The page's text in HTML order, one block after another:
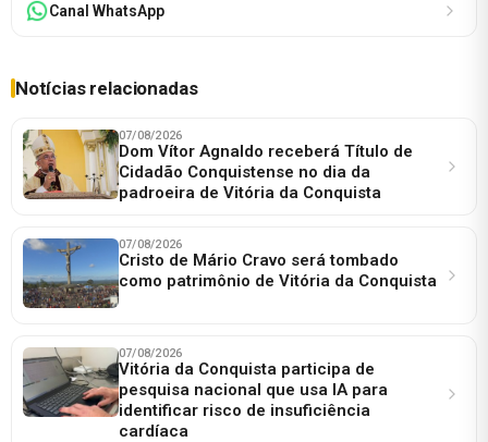
Canal WhatsApp
Notícias relacionadas
07/08/2026
Dom Vítor Agnaldo receberá Título de
Cidadão Conquistense no dia da
padroeira de Vitória da Conquista
07/08/2026
Cristo de Mário Cravo será tombado
como patrimônio de Vitória da Conquista
07/08/2026
Vitória da Conquista participa de
pesquisa nacional que usa IA para
identificar risco de insuficiência
cardíaca